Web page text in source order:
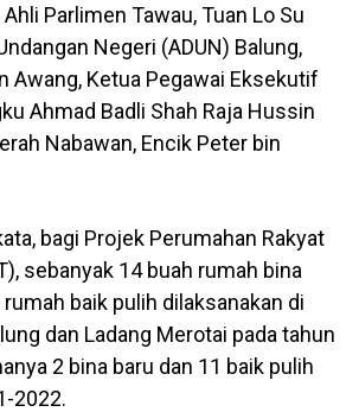
Parlimen Tawau, Tuan Lo Su
Negeri (ADUN) Balung,
Awang, Ketua Pegawai Eksekutif
Ahmad Badli Shah Raja Hussin
Nabawan, Encik Peter bin
bagi Projek Perumahan Rakyat
sebanyak 14 buah rumah bina
baik pulih dilaksanakan di
dan Ladang Merotai pada tahun
2 bina baru dan 11 baik pulih
2022.